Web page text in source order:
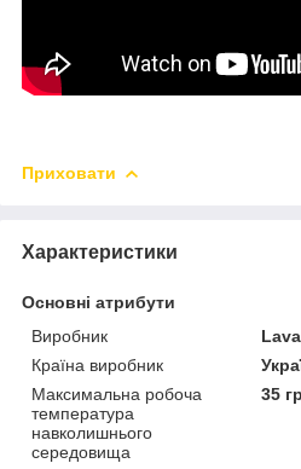
Приховати
Характеристики
Основні атрибути
Виробник
Lava
Країна виробник
Максимальна робоча
температура
навколишнього
середовища
35